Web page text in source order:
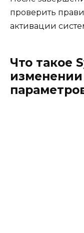
проверить
активации
Что такое